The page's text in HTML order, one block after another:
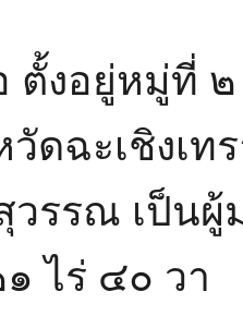
ตั้งอยู่หมู่ที่
ดฉะเชิงเท
วรรณ เป็นผู้
ไร่ ๔๐ วา